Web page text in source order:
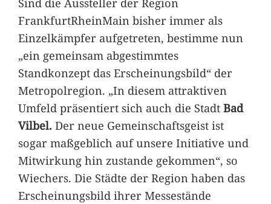
FrankfurtRheinMain bisher immer als
Einzelkämpfer aufgetreten, bestimme nun
„ein gemeinsam abgestimmtes
Standkonzept das Erscheinungsbild“ der
Metropolregion. „In diesem attraktiven
Umfeld präsentiert sich auch die Stadt Bad
Vilbel.Der neue Gemeinschaftsgeist ist
sogar maßgeblich auf unsere Initiative und
Mitwirkung hin zustande gekommen“, so
Wiechers. Die Städte der Region haben das
Erscheinungsbild ihrer Messestände